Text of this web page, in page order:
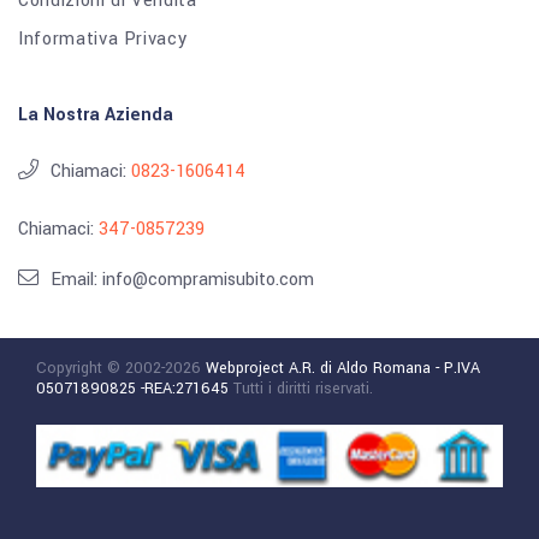
Informativa Privacy
La Nostra Azienda
Chiamaci: 0823-1606414
Chiamaci: 347-0857239
Email: info@compramisubito.com
Copyright © 2002-2026 Webproject A.R. di Aldo Romana - P.IVA
05071890825 -REA:271645 Tutti i diritti riservati.